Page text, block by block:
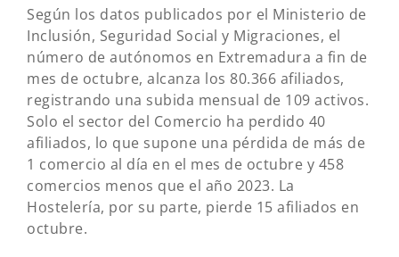
Según los datos publicados por el Ministerio de
Inclusión, Seguridad Social y Migraciones, el
número de autónomos en Extremadura a fin de
mes de octubre, alcanza los 80.366 afiliados,
registrando una subida mensual de 109 activos.
Solo el sector del Comercio ha perdido 40
afiliados, lo que supone una pérdida de más de
1 comercio al día en el mes de octubre y 458
comercios menos que el año 2023. La
Hostelería, por su parte, pierde 15 afiliados en
octubre.